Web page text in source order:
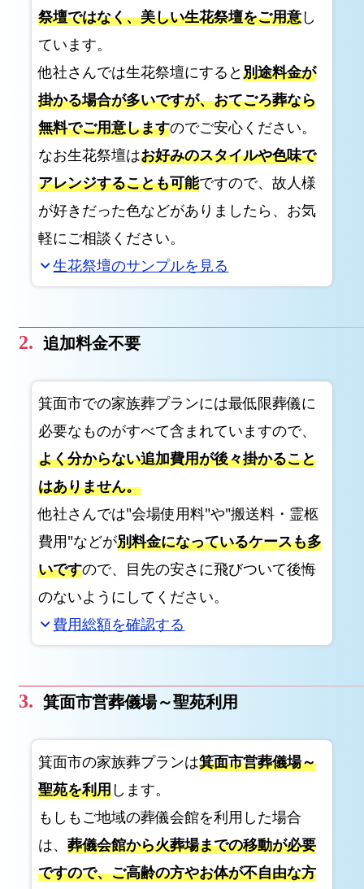
る
2
ラ
ン
箕
面
で
の
一
日
ラ
箕
面
市
の
族
葬
プ
ラ
ン
生
花
壇
白
木
の
違
い
祭壇ではなく、美しい生花祭壇をご用意し
ています。
他社さんでは生花祭壇にすると別途料金が
掛かる場合が多いですが、おてごろ葬なら
無料でご用意しますのでご安心ください。
なお生花祭壇はお好みのスタイルや色味で
アレンジすることも可能ですので、故人様
が好きだった色などがありましたら、お気
軽にご相談ください。
expand_more生花祭壇のサンプルを見る
追加料金不要
箕面市での家族葬プランには最低限葬儀に
必要なものがすべて含まれていますので、
よく分からない追加費用が後々掛かること
はありません。
他社さんでは"会場使用料"や"搬送料・霊柩
費用"などが別料金になっているケースも多
いですので、目先の安さに飛びついて後悔
のないようにしてください。
expand_more費用総額を確認する
箕面市営葬儀場～聖苑利用
箕面市の家族葬プランは箕面市営葬儀場～
聖苑を利用します。
もしもご地域の葬儀会館を利用した場合
は、葬儀会館から火葬場までの移動が必要
ですので、ご高齢の方やお体が不自由な方